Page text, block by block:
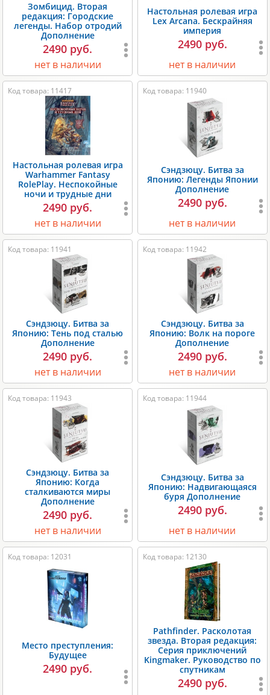
Зомбицид. Вторая
редакция: Городские
легенды. Набор отродий
Дополнение
2490 руб.
нет в наличии
Настольная ролевая игра
Lex Arcana. Бескрайняя
империя
2490 руб.
нет в наличии
Код товара: 11417
Настольная ролевая игра
Warhammer Fantasy
RolePlay. Неспокойные
ночи и трудные дни
2490 руб.
нет в наличии
Код товара: 11940
Сэндзюцу. Битва за
Японию: Легенды Японии
Дополнение
2490 руб.
нет в наличии
Код товара: 11941
Сэндзюцу. Битва за
Японию: Тень под сталью
Дополнение
2490 руб.
нет в наличии
Код товара: 11942
Сэндзюцу. Битва за
Японию: Волк на пороге
Дополнение
2490 руб.
нет в наличии
Код товара: 11943
Сэндзюцу. Битва за
Японию: Когда
сталкиваются миры
Дополнение
2490 руб.
нет в наличии
Код товара: 11944
Сэндзюцу. Битва за
Японию: Надвигающаяся
буря Дополнение
2490 руб.
нет в наличии
Код товара: 12031
Место преступления:
Будущее
2490 руб.
Код товара: 12130
Pathfinder. Расколотая
звезда. Вторая редакция:
Серия приключений
Kingmaker. Руководство по
спутникам
2490 руб.